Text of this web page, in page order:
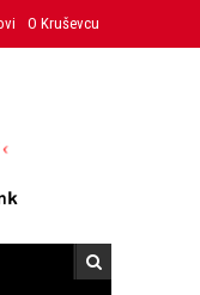
O Kruševcu